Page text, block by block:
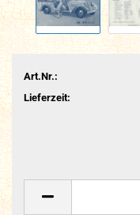
Art.Nr.:
Lieferzeit: